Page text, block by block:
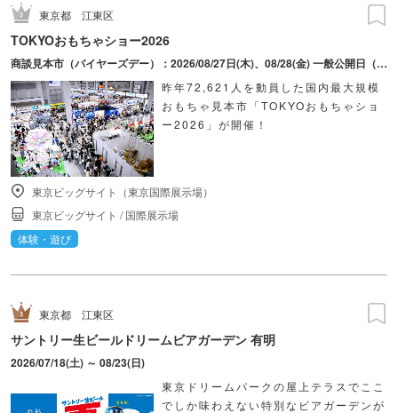
東京都 江東区
TOKYOおもちゃショー2026
商談見本市（バイヤーズデー）：2026/08/27日(木)、08/28(金) 一般公開日（パブリックデー）：2025/08/29日(土)、08/30(日)
昨年72,621人を動員した国内最大規模
おもちゃ見本市「TOKYOおもちゃショ
ー2026」が開催！
東京ビッグサイト（東京国際展示場）
東京ビッグサイト /国際展示場
体験・遊び
東京都 江東区
サントリー生ビールドリームビアガーデン 有明
2026/07/18(土) ～ 08/23(日)
東京ドリームパークの屋上テラスでここ
でしか味わえない特別なビアガーデンが